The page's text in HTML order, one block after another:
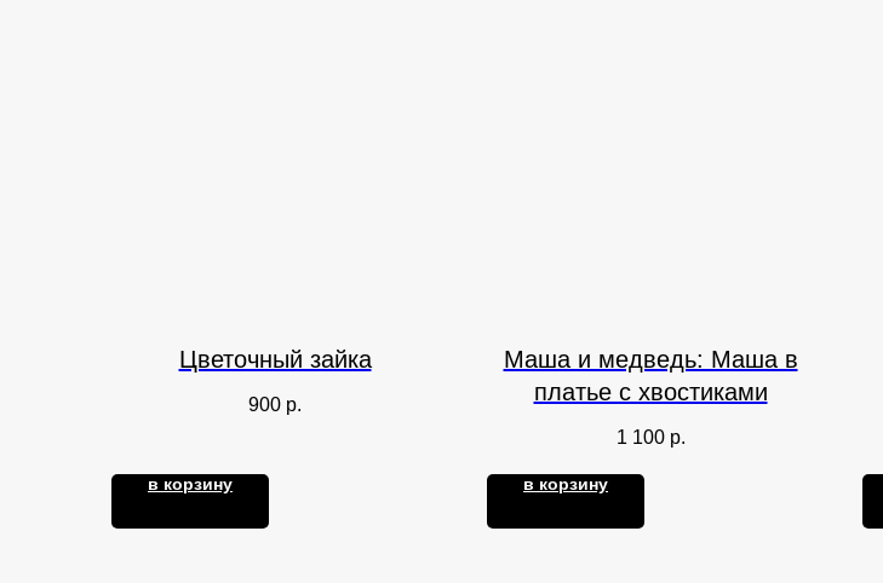
Цветочный зайка
900 р.
в корзину
Маша и медведь: Маша в
платье с хвостиками
1 100 р.
в корзину